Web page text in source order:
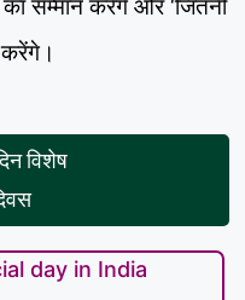
सम्मान करेंगे और ‘जितनी
करेंगे।
विशेष
day in India